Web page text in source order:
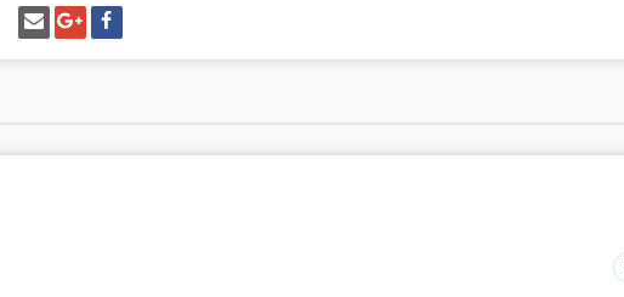
شارك
على
فيسبوك
شارك
على
غوغل
بلس
إرسل
إيميل